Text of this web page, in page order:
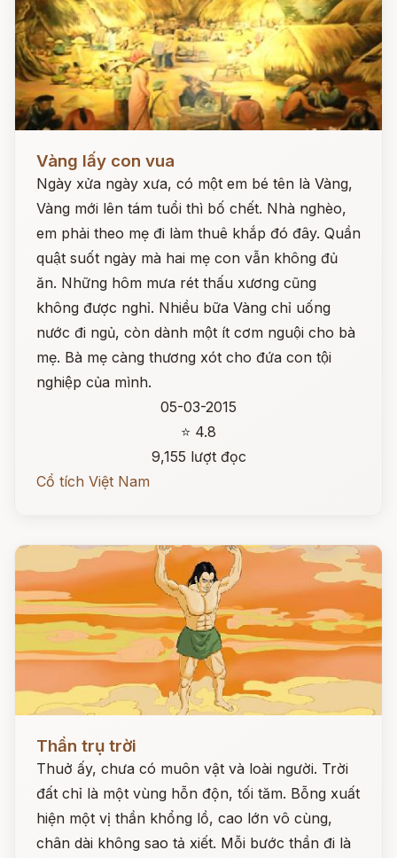
Vàng lấy con vua
Ngày xửa ngày xưa, có một em bé tên là Vàng,
Vàng mới lên tám tuổi thì bố chết. Nhà nghèo,
em phải theo mẹ đi làm thuê khắp đó đây. Quần
quật suốt ngày mà hai mẹ con vẫn không đủ
ăn. Những hôm mưa rét thấu xương cũng
không được nghỉ. Nhiều bữa Vàng chỉ uống
nước đi ngủ, còn dành một ít cơm nguội cho bà
mẹ. Bà mẹ càng thương xót cho đứa con tội
nghiệp của mình.
05-03-2015
⭐ 4.8
9,155 lượt đọc
Cổ tích Việt Nam
Đọc ngay
Thần trụ trời
Thuở ấy, chưa có muôn vật và loài người. Trời
đất chỉ là một vùng hỗn độn, tối tăm. Bỗng xuất
hiện một vị thần khổng lồ, cao lớn vô cùng,
chân dài không sao tả xiết. Mỗi bước thần đi là